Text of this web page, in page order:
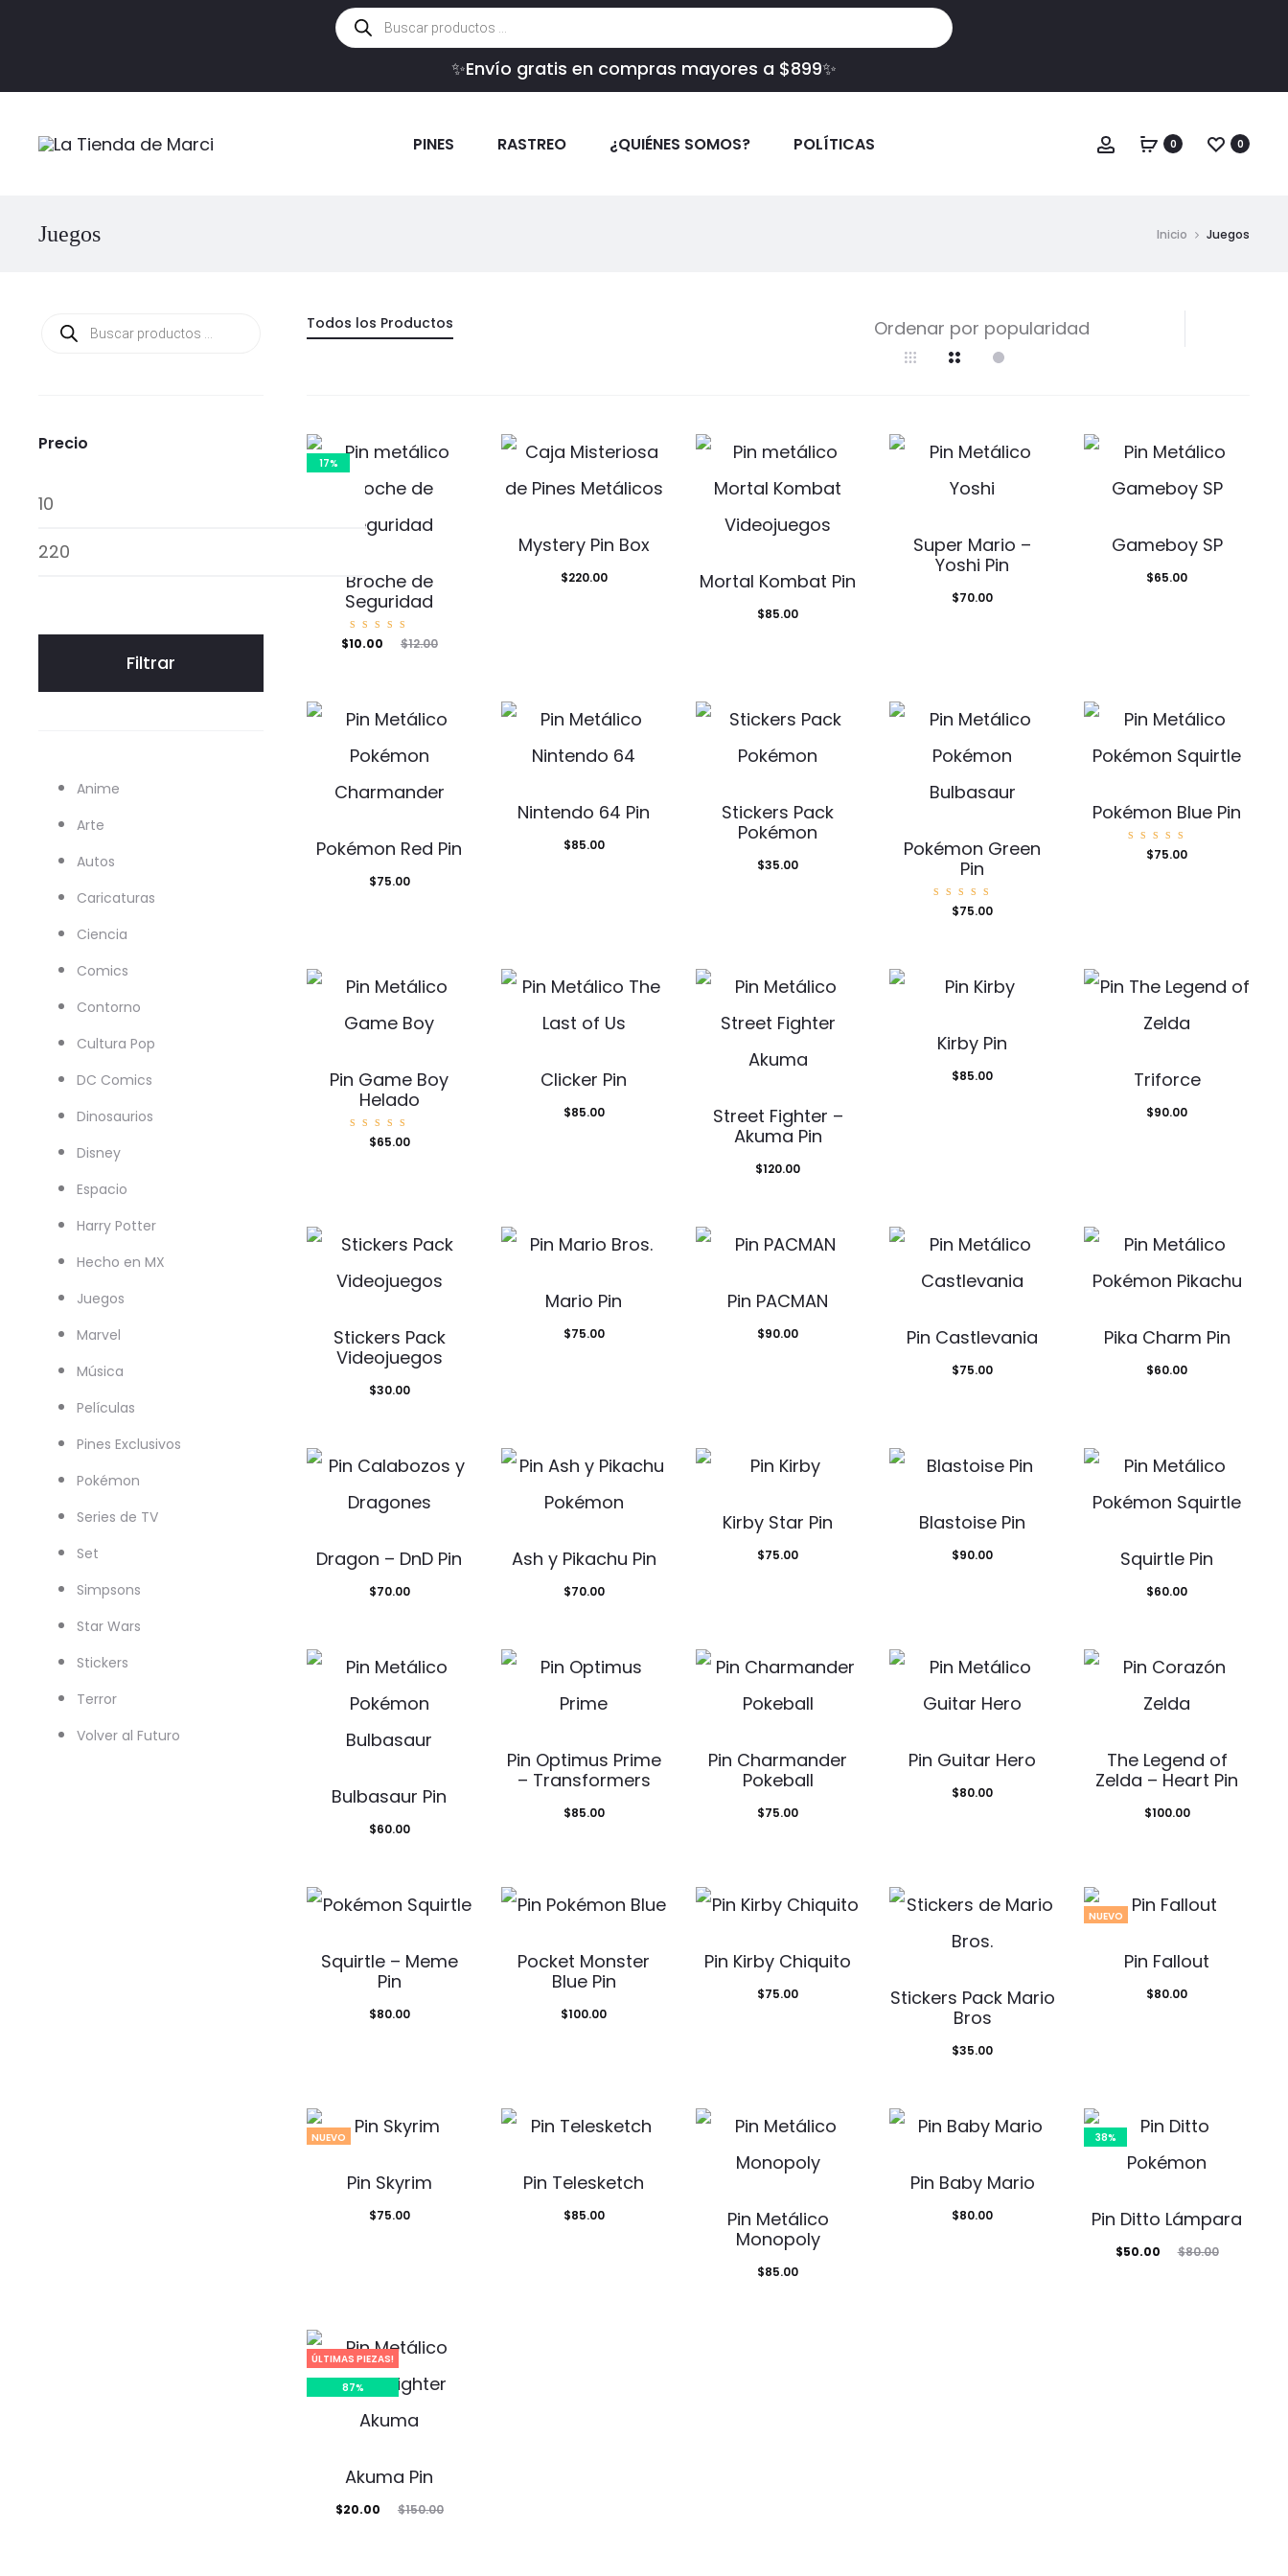
Búsqueda
de
productos
✨Envío gratis en compras mayores a $899✨
PINES RASTREO ¿QUIÉNES SOMOS? POLÍTICAS Cuenta
0 0
Juegos Inicio Juegos
Todos los Productos
17%
Broche de
Seguridad
Valorad
o con
$12.00
El
era:
$12.00.
$10.00
actual
Mystery Pin Box
$220.00 Mortal Kombat Pin
$85.00
Super Mario –
Yoshi Pin
$70.00
Gameboy SP
$65.00
Pokémon Red Pin
$75.00
Nintendo 64 Pin
$85.00
Stickers Pack
Pokémon
$35.00
Pokémon Green
Pin
Valorad
o con
$75.00
Pokémon Blue Pin
Valorad
o con
$75.00
Pin Game Boy
Helado
Valorad
o con
$65.00
Clicker Pin
$85.00
Street Fighter –
Akuma Pin
$120.00
Kirby Pin
$85.00 Triforce
$90.00
Stickers Pack
Videojuegos
$30.00
Mario Pin
$75.00
Pin PACMAN
$90.00 Pin Castlevania
$75.00
Pika Charm Pin
$60.00
Dragon – DnD Pin
$70.00
Ash y Pikachu Pin
$70.00
Kirby Star Pin
$75.00
Blastoise Pin
$90.00 Squirtle Pin
$60.00
Bulbasaur Pin
$60.00
Pin Optimus Prime
– Transformers
$85.00
Pin Charmander
Pokeball
$75.00
Pin Guitar Hero
$80.00
The Legend of
Zelda – Heart Pin
$100.00
Squirtle – Meme
Pin
$80.00
Pocket Monster
Blue Pin
$100.00
Pin Kirby Chiquito
$75.00
Stickers Pack Mario
Bros
$35.00
NUEVO
Pin Fallout
$80.00
NUEVO
Pin Skyrim
$75.00
Pin Telesketch
$85.00
Pin Metálico
Monopoly
$85.00
Pin Baby Mario
$80.00
38%
Pin Ditto Lámpara
$80.00
El
$50.00
ÚLTIMAS PIEZAS!
87%
Akuma Pin
$150.00
El
$20.00
Búsqueda
de
Precio
Precio
Precio
Filtrar
Anime
Arte
Autos
Caricaturas
Ciencia
Comics
Contorno
Cultura Pop
DC Comics
Dinosaurios
Disney
Espacio
Harry Potter
Hecho en MX
Juegos
Marvel
Música
Películas
Pines Exclusivos
Pokémon
Series de TV
Set
Simpsons
Star Wars
Stickers
Terror
Volver al Futuro